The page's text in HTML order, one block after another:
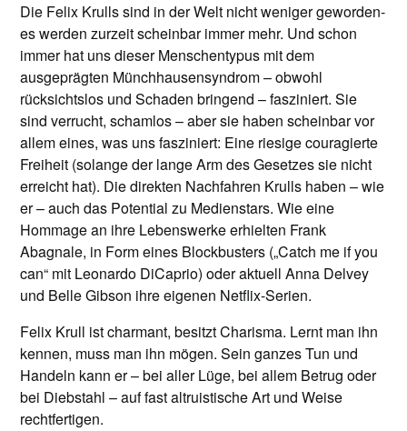
Die Felix Krulls sind in der Welt nicht weniger geworden-
es werden zurzeit scheinbar immer mehr. Und schon
immer hat uns dieser Menschentypus mit dem
ausgeprägten Münchhausensyndrom – obwohl
rücksichtslos und Schaden bringend – fasziniert. Sie
sind verrucht, schamlos – aber sie haben scheinbar vor
allem eines, was uns fasziniert: Eine riesige couragierte
Freiheit (solange der lange Arm des Gesetzes sie nicht
erreicht hat). Die direkten Nachfahren Krulls haben – wie
er – auch das Potential zu Medienstars. Wie eine
Hommage an ihre Lebenswerke erhielten Frank
Abagnale, in Form eines Blockbusters („Catch me if you
can“ mit Leonardo DiCaprio) oder aktuell Anna Delvey
und Belle Gibson ihre eigenen Netflix-Serien.
Felix Krull ist charmant, besitzt Charisma. Lernt man ihn
kennen, muss man ihn mögen. Sein ganzes Tun und
Handeln kann er – bei aller Lüge, bei allem Betrug oder
bei Diebstahl – auf fast altruistische Art und Weise
rechtfertigen.